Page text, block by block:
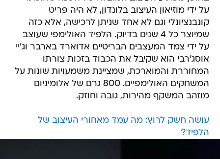
על ידי מוזיאון העיצוב בלונדון, לא היה פריט
קונבנציונלי וגם לא אחד שניתן לרכישה, אלא כזה
שמיוצר כל 4 שנים בדיוק. הלפיד האולימפי שעוצב
על ידי צמד המעצבים הבריטיים אדוארד בארבר וג'יי
אוסג'רבי הוא שקיבל את הכבוד בזכות צורתו
המחוררת והמוארכת, שמציינת משמעויות שונות על
המשחקים האולימפיים. 800 גרם של אלומיניום
מוזהב המשקף מהירות, גובה וחוזק.
עושה חשק לרוץ: מה עמד מאחורי העיצוב של
הלפיד?